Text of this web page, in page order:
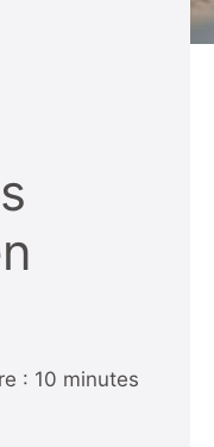
: 10 minutes